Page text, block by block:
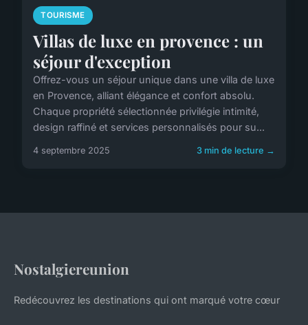
TOURISME
Villas de luxe en provence : un
séjour d'exception
Offrez-vous un séjour unique dans une villa de luxe
en Provence, alliant élégance et confort absolu.
Chaque propriété sélectionnée privilégie intimité,
design raffiné et services personnalisés pour su...
4 septembre 2025 3 min de lecture →
Nostalgiereunion
Redécouvrez les destinations qui ont marqué votre cœur